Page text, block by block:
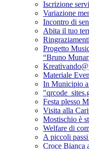
Iscrizione
Variazione
Incontro di
Abita il tuo
Progetto
“Bruno
Kreativando@
Materiale
In Municipio
Festa plesso
Visita alla
Mostischio è
Welfare di
A piccoli
Croce Bianca